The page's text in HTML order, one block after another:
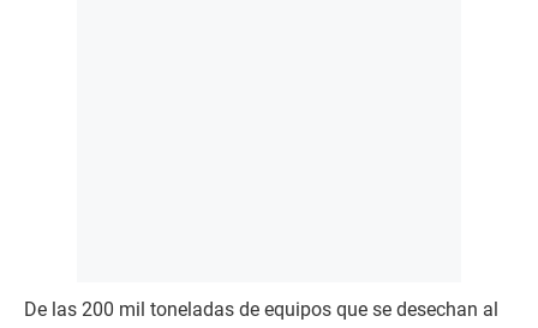
De las 200 mil toneladas de equipos que se desechan al